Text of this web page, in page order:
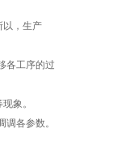
以，生产
各工序的过
象。
各参数。